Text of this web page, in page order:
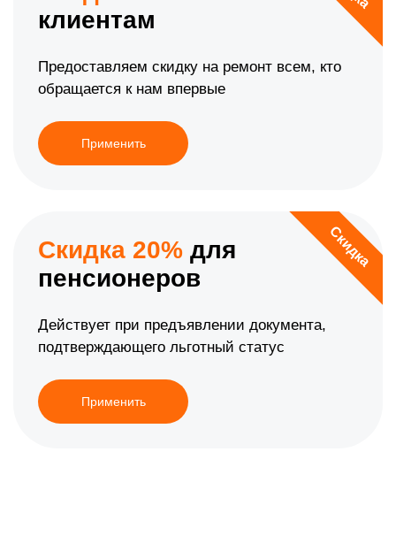
клиентам
Предоставляем скидку на ремонт всем, кто
обращается к нам впервые
Применить
Скидка
Скидка 20% для
пенсионеров
Действует при предъявлении документа,
подтверждающего льготный статус
Применить